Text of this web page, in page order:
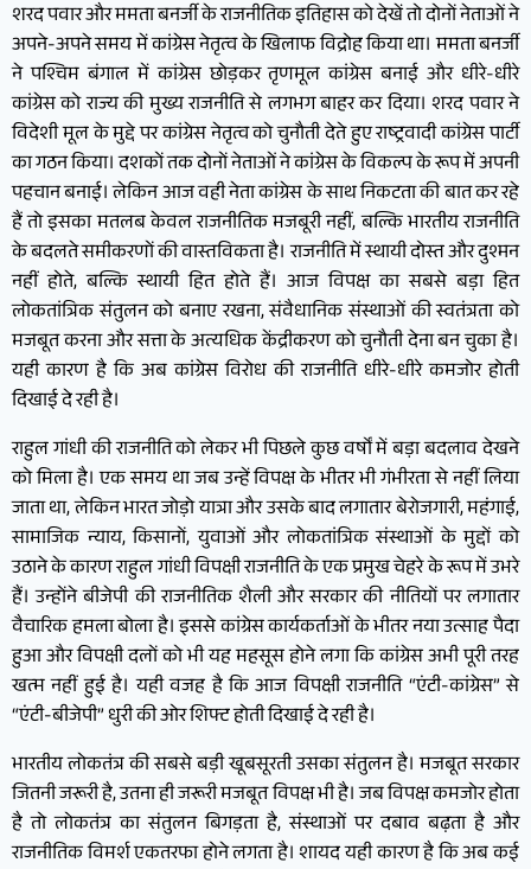
शरद पवार और ममता बनर्जी के राजनीतिक इतिहास को देखें तो दोनों नेताओं ने
अपने-अपने समय में कांग्रेस नेतृत्व के खिलाफ विद्रोह किया था। ममता बनर्जी
ने पश्चिम बंगाल में कांग्रेस छोड़कर तृणमूल कांग्रेस बनाई और धीरे-धीरे
कांग्रेस को राज्य की मुख्य राजनीति से लगभग बाहर कर दिया। शरद पवार ने
विदेशी मूल के मुद्दे पर कांग्रेस नेतृत्व को चुनौती देते हुए राष्ट्रवादी कांग्रेस पार्टी
का गठन किया। दशकों तक दोनों नेताओं ने कांग्रेस के विकल्प के रूप में अपनी
पहचान बनाई। लेकिन आज वही नेता कांग्रेस के साथ निकटता की बात कर रहे
हैं तो इसका मतलब केवल राजनीतिक मजबूरी नहीं, बल्कि भारतीय राजनीति
के बदलते समीकरणों की वास्तविकता है। राजनीति में स्थायी दोस्त और दुश्मन
नहीं होते, बल्कि स्थायी हित होते हैं। आज विपक्ष का सबसे बड़ा हित
लोकतांत्रिक संतुलन को बनाए रखना, संवैधानिक संस्थाओं की स्वतंत्रता को
मजबूत करना और सत्ता के अत्यधिक केंद्रीकरण को चुनौती देना बन चुका है।
यही कारण है कि अब कांग्रेस विरोध की राजनीति धीरे-धीरे कमजोर होती
दिखाई दे रही है।
राहुल गांधी की राजनीति को लेकर भी पिछले कुछ वर्षों में बड़ा बदलाव देखने
को मिला है। एक समय था जब उन्हें विपक्ष के भीतर भी गंभीरता से नहीं लिया
जाता था, लेकिन भारत जोड़ो यात्रा और उसके बाद लगातार बेरोजगारी, महंगाई,
सामाजिक न्याय, किसानों, युवाओं और लोकतांत्रिक संस्थाओं के मुद्दों को
उठाने के कारण राहुल गांधी विपक्षी राजनीति के एक प्रमुख चेहरे के रूप में उभरे
हैं। उन्होंने बीजेपी की राजनीतिक शैली और सरकार की नीतियों पर लगातार
वैचारिक हमला बोला है। इससे कांग्रेस कार्यकर्ताओं के भीतर नया उत्साह पैदा
हुआ और विपक्षी दलों को भी यह महसूस होने लगा कि कांग्रेस अभी पूरी तरह
खत्म नहीं हुई है। यही वजह है कि आज विपक्षी राजनीति “एंटी-कांग्रेस” से
“एंटी-बीजेपी” धुरी की ओर शिफ्ट होती दिखाई दे रही है।
भारतीय लोकतंत्र की सबसे बड़ी खूबसूरती उसका संतुलन है। मजबूत सरकार
जितनी जरूरी है, उतना ही जरूरी मजबूत विपक्ष भी है। जब विपक्ष कमजोर होता
है तो लोकतंत्र का संतुलन बिगड़ता है, संस्थाओं पर दबाव बढ़ता है और
राजनीतिक विमर्श एकतरफा होने लगता है। शायद यही कारण है कि अब कई